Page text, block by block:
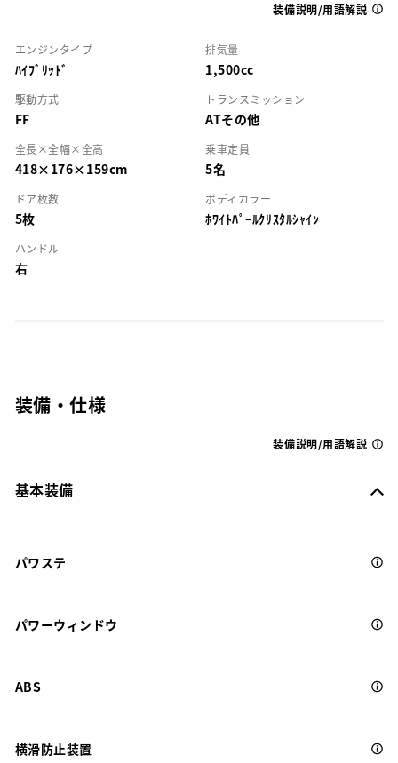
装備説明/用語解説
エンジンタイプ
ﾊｲﾌﾞﾘｯﾄﾞ
排気量
1,500cc
駆動方式
FF
トランスミッション
ATその他
全長×全幅×全高
418×176×159cm
乗車定員
5名
ドア枚数
5枚
ボディカラー
ﾎﾜｲﾄﾊﾟｰﾙｸﾘｽﾀﾙｼｬｲﾝ
ハンドル
右
装備・仕様
装備説明/用語解説
基本装備
パワステ
パワーウィンドウ
ABS
横滑防止装置